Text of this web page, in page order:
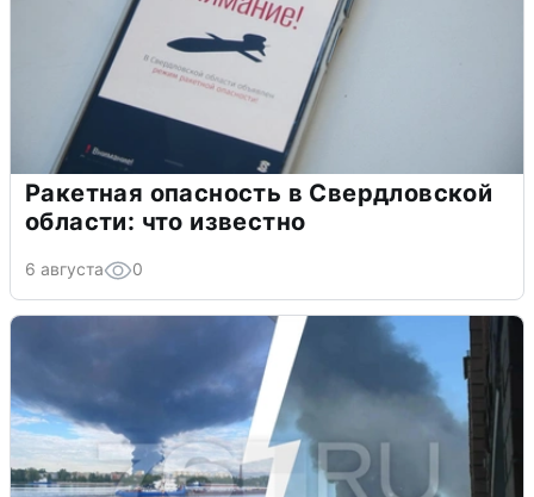
Ракетная опасность в Свердловской
области: что известно
6 августа 0